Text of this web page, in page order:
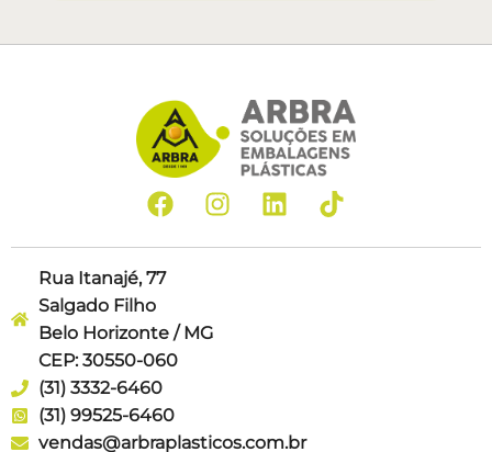
Rua Itanajé, 77
Salgado Filho
Belo Horizonte / MG
CEP: 30550-060
(31) 3332-6460
(31) 99525-6460
vendas@arbraplasticos.com.br